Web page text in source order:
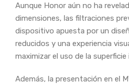
Aunque Honor aún no ha
dimensiones, las filtraciones
dispositivo apuesta por un
reducidos y una experiencia
maximizar el uso de la
Además, la presentación en el